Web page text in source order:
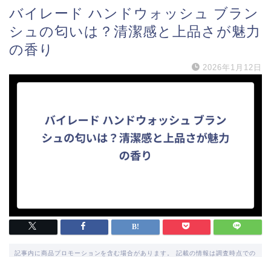
バイレード ハンドウォッシュ ブラン
シュの匂いは？清潔感と上品さが魅力
の香り
2026年1月12日
記事内に商品プロモーションを含む場合があります。 記載の情報は調査時点での